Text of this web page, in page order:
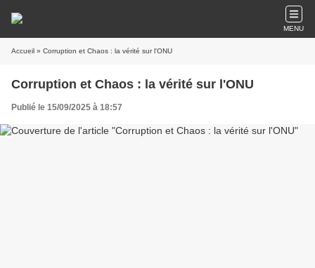
MENU
Accueil » Corruption et Chaos : la vérité sur l'ONU
Corruption et Chaos : la vérité sur l'ONU
Publié le 15/09/2025 à 18:57